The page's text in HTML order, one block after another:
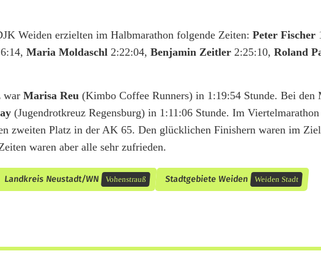
Weiden erzielten im Halbmarathon folgende Zeiten: Peter Fischer
Maria Moldaschl 2:22:04, Benjamin Zeitler 2:25:10, Roland
war Marisa Reu (Kimbo Coffee Runners) in 1:19:54 Stunde. Bei den
(Jugendrotkreuz Regensburg) in 1:11:06 Stunde. Im
zweiten Platz in der AK 65. Den glücklichen Finishern waren im
waren aber alle sehr zufrieden.
Landkreis Neustadt/WN Vohenstrauß Stadtgebiete Weiden Weiden Stadt